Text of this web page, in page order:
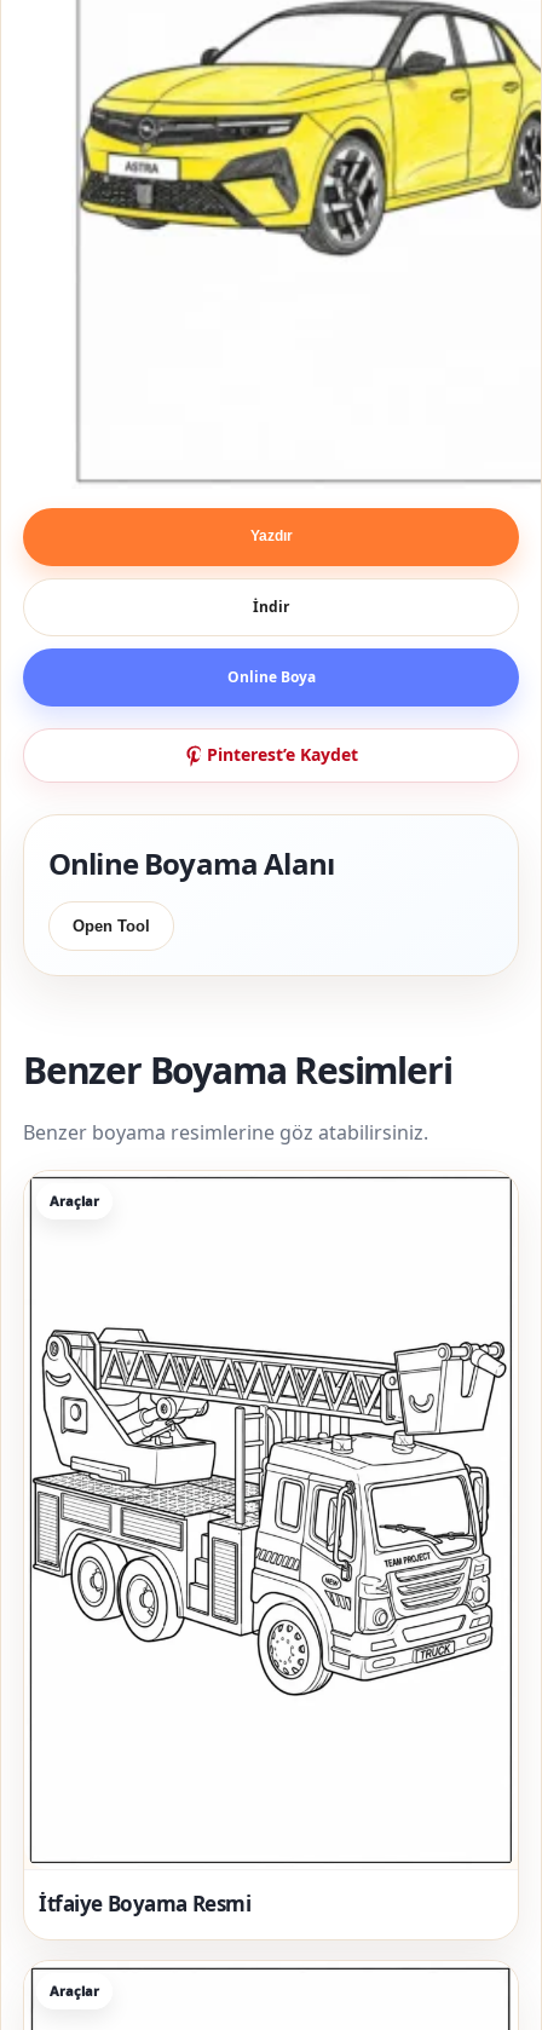
Yazdır
İndir
Online Boya
Pinterest’e Kaydet
Online Boyama Alanı
Open Tool
Benzer Boyama Resimleri
Benzer boyama resimlerine göz atabilirsiniz.
Araçlar
İtfaiye Boyama Resmi
Araçlar